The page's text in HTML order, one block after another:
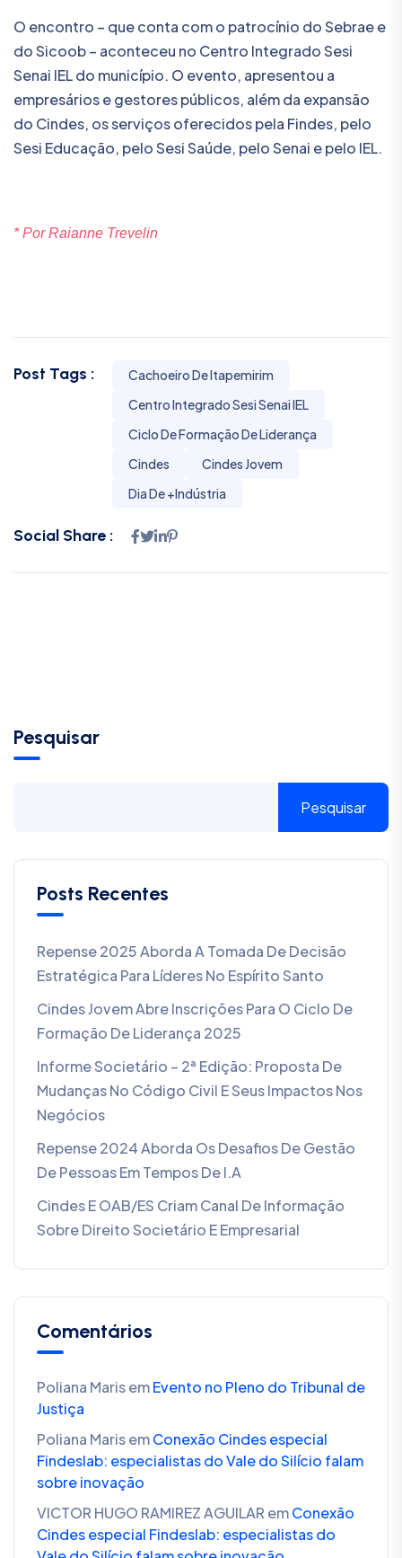
O encontro – que conta com o patrocínio do Sebrae e
do Sicoob – aconteceu no Centro Integrado Sesi
Senai IEL do município. O evento, apresentou a
empresários e gestores públicos, além da expansão
do Cindes, os serviços oferecidos pela Findes, pelo
Sesi Educação, pelo Sesi Saúde, pelo Senai e pelo IEL.
* Por Raianne Trevelin
Post Tags :
Cachoeiro De Itapemirim
Centro Integrado Sesi Senai IEL
Ciclo De Formação De Liderança
Cindes
Cindes Jovem
Dia De +Indústria
Social Share :
Pesquisar
Pesquisar
Posts Recentes
Repense 2025 Aborda A Tomada De Decisão
Estratégica Para Líderes No Espírito Santo
Cindes Jovem Abre Inscrições Para O Ciclo De
Formação De Liderança 2025
Informe Societário – 2ª Edição: Proposta De
Mudanças No Código Civil E Seus Impactos Nos
Negócios
Repense 2024 Aborda Os Desafios De Gestão
De Pessoas Em Tempos De I.A
Cindes E OAB/ES Criam Canal De Informação
Sobre Direito Societário E Empresarial
Comentários
Poliana MarisemEvento no Pleno do Tribunal de
Justiça
Poliana MarisemConexão Cindes especial
Findeslab: especialistas do Vale do Silício falam
sobre inovação
VICTOR HUGO RAMIREZ AGUILAR emConexão
Cindes especial Findeslab: especialistas do